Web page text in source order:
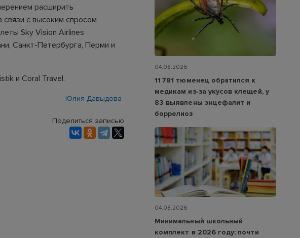
расширить
с высоким спросом
Sky Vision Airlines
Санкт-Петербурга, Перми и
и Coral Travel.
Юлия Давыдова
Поделиться записью
04.08.2026
11 781 тюменец обратился к
медикам из‑за укусов клещей, у
83 выявлены энцефалит и
боррелиоз
04.08.2026
Минимальный школьный
комплект в 2026 году: почти